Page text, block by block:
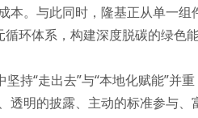
。与此同时，隆基正从单一
环体系，构建深度脱碳的绿色能
持“走出去”与“本地化赋能”并
明的披露、主动的标准参与